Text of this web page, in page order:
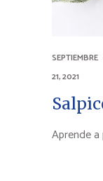
SEPTIEMBRE
21, 2021
Aprende